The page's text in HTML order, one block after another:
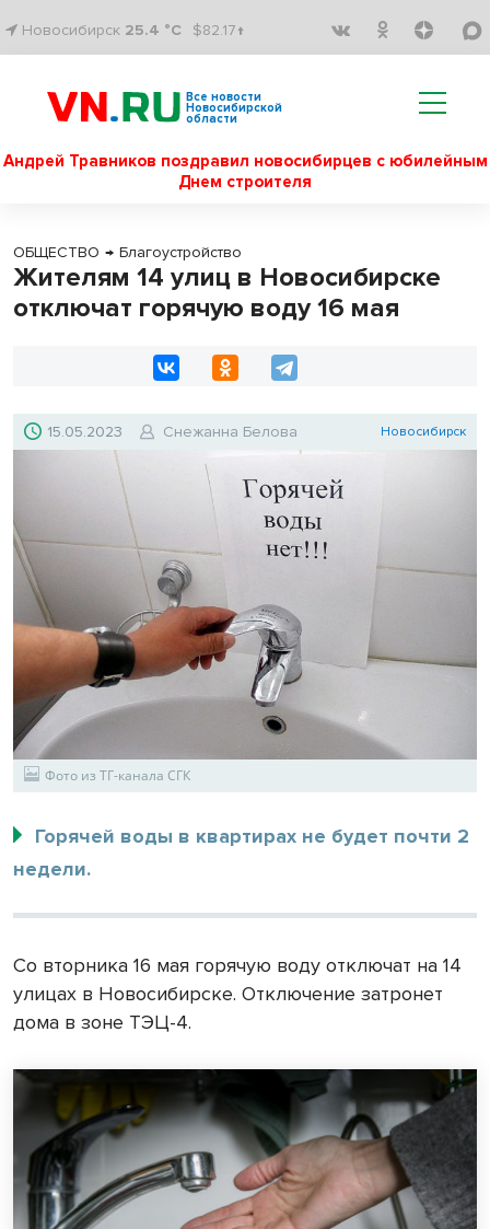
Новосибирск 25.4 °C $82.17↑
Все новости
Новосибирской
области
Андрей Травников поздравил новосибирцев с юбилейным
Днем строителя
ОБЩЕСТВО → Благоустройство
Жителям 14 улиц в Новосибирске
отключат горячую воду 16 мая
15.05.2023 Снежанна Белова Новосибирск
Фото из ТГ-канала СГК
Горячей воды в квартирах не будет почти 2
недели.
Со вторника 16 мая горячую воду отключат на 14
улицах в Новосибирске. Отключение затронет
дома в зоне ТЭЦ-4.